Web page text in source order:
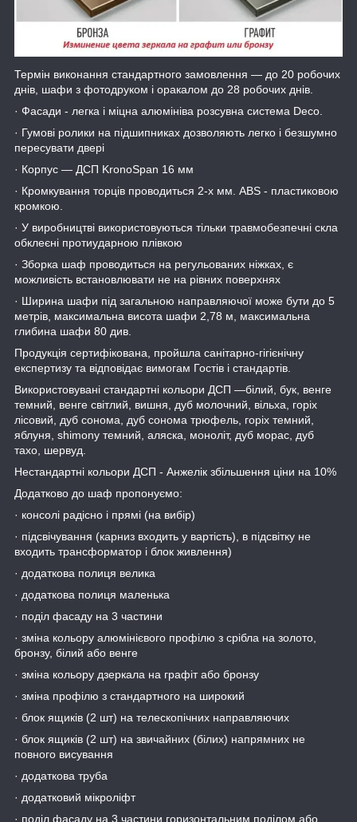
Термін виконання стандартного замовлення ― до 20 робочих
днів, шафи з фотодруком і оракалом до 28 робочих днів.
· Фасади - легка і міцна алюмініва розсувна система Deco.
· Гумові ролики на підшипниках дозволяють легко і безшумно
пересувати двері
· Корпус ― ДСП KronoSpan 16 мм
· Кромкування торців проводиться 2-х мм. ABS - пластиковою
кромкою.
· У виробництві використовуються тільки травмобезпечні скла
обклеєні протиударною плівкою
· Зборка шаф проводиться на регульованих ніжках, є
можливість встановлювати не на рівних поверхнях
· Ширина шафи під загальною направляючої може бути до 5
метрів, максимальна висота шафи 2,78 м, максимальна
глибина шафи 80 див.
Продукція сертифікована, пройшла санітарно-гігієнічну
експертизу та відповідає вимогам Гостів і стандартів.
Використовувані стандартні кольори ДСП ―білий, бук, венге
темний, венге світлий, вишня, дуб молочний, вільха, горіх
лісовий, дуб сонома, дуб сонома трюфель, горіх темний,
яблуня, shimony темний, аляска, моноліт, дуб морас, дуб
тахо, шервуд.
Нестандартні кольори ДСП - Анжелік збільшення ціни на 10%
Додатково до шаф пропонуємо:
· консолі радісно і прямі (на вибір)
· підсвічування (карниз входить у вартість), в підсвітку не
входить трансформатор і блок живлення)
· додаткова полиця велика
· додаткова полиця маленька
· поділ фасаду на 3 частини
· зміна кольору алюмінієвого профілю з срібла на золото,
бронзу, білий або венге
· зміна кольору дзеркала на графіт або бронзу
· зміна профілю з стандартного на широкий
· блок ящиків (2 шт) на телескопічних направляючих
· блок ящиків (2 шт) на звичайних (білих) напрямних не
повного висування
· додаткова труба
· додатковий мікроліфт
· поділ фасаду на 3 частини горизонтальним поділом або